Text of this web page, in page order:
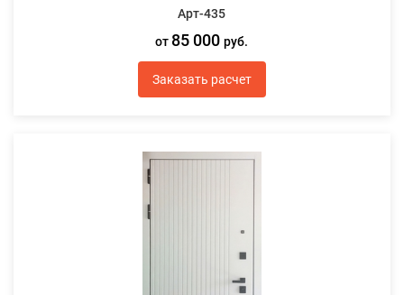
Арт-435
от 85 000руб.
Заказать расчет